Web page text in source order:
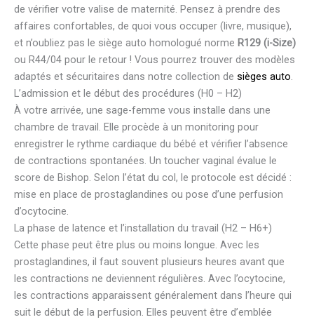
de vérifier votre valise de maternité. Pensez à prendre des
affaires confortables, de quoi vous occuper (livre, musique),
et n’oubliez pas le siège auto homologué norme R129 (i-Size)
ou R44/04 pour le retour ! Vous pourrez trouver des modèles
adaptés et sécuritaires dans notre collection de sièges auto.
L’admission et le début des procédures (H0 – H2)
À votre arrivée, une sage-femme vous installe dans une
chambre de travail. Elle procède à un monitoring pour
enregistrer le rythme cardiaque du bébé et vérifier l’absence
de contractions spontanées. Un toucher vaginal évalue le
score de Bishop. Selon l’état du col, le protocole est décidé :
mise en place de prostaglandines ou pose d’une perfusion
d’ocytocine.
La phase de latence et l’installation du travail (H2 – H6+)
Cette phase peut être plus ou moins longue. Avec les
prostaglandines, il faut souvent plusieurs heures avant que
les contractions ne deviennent régulières. Avec l’ocytocine,
les contractions apparaissent généralement dans l’heure qui
suit le début de la perfusion. Elles peuvent être d’emblée